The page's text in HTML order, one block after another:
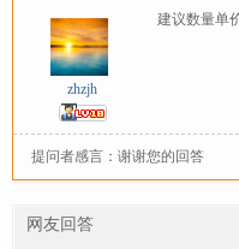
zhzjh
建议数量单
提问者感言：谢谢您的回答
网友回答